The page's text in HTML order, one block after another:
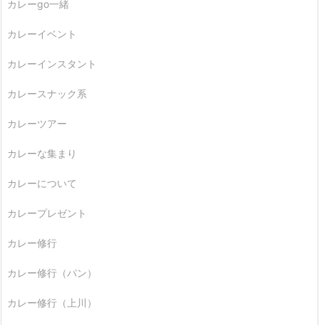
カレーgo一緒
カレーイベント
カレーインスタント
カレースナック系
カレーツアー
カレーな集まり
カレーについて
カレープレゼント
カレー修行
カレー修行（パン）
カレー修行（上川）